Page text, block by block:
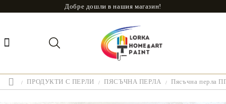
Добре дошли в нашия магазин!
ПРОДУКТИ С ПЕРЛИ ПЯСЪЧНА ПЕРЛА Пясъчна перла